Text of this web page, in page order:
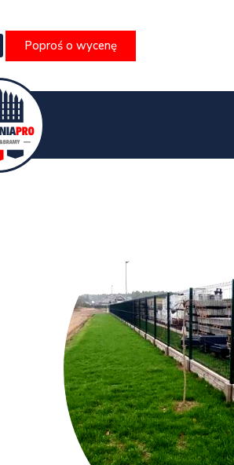
Poproś o wycenę